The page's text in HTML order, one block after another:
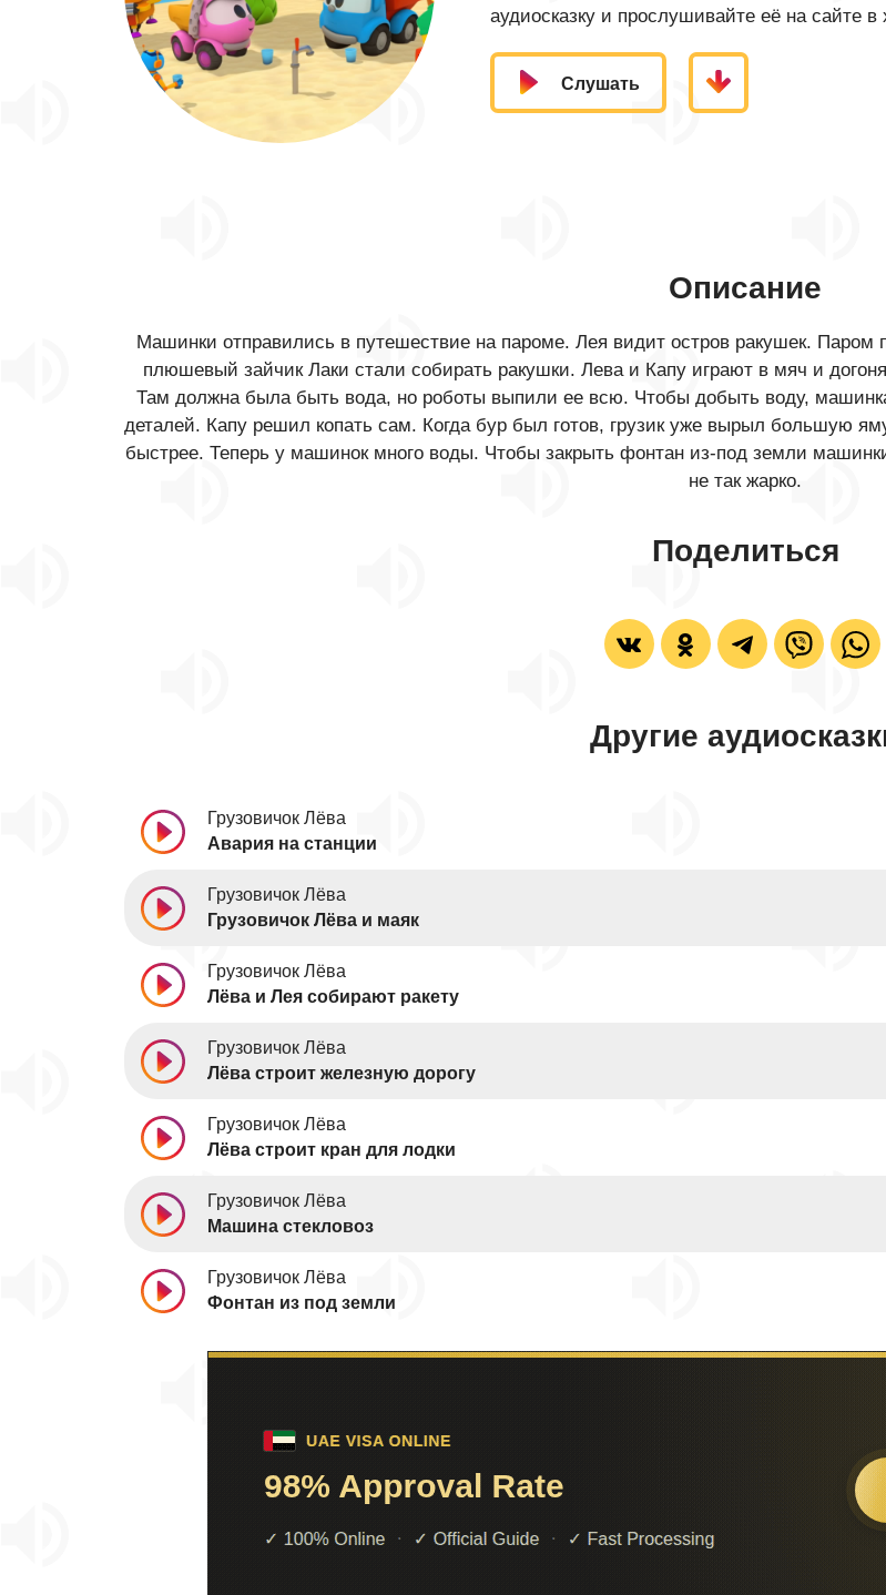
аудиосказку и прослушивайте её на сайте
Слушать
Описание
Машинки отправились в путешествие на пароме. Лея видит остров ракушек.
плюшевый зайчик Лаки стали собирать ракушки. Лева и Капу играют в мяч и
Там должна была быть вода, но роботы выпили ее всю. Чтобы добыть воду,
деталей. Капу решил копать сам. Когда бур был готов, грузик уже вырыл большую
быстрее. Теперь у машинок много воды. Чтобы закрыть фонтан из-под земли
не так жарко.
Поделиться
Другие
Грузовичок Лёва
Авария на станции
Грузовичок Лёва
Грузовичок Лёва и маяк
Грузовичок Лёва
Лёва и Лея собирают ракету
Грузовичок Лёва
Лёва строит железную дорогу
Грузовичок Лёва
Лёва строит кран для лодки
Грузовичок Лёва
Машина стекловоз
Грузовичок Лёва
Фонтан из под земли